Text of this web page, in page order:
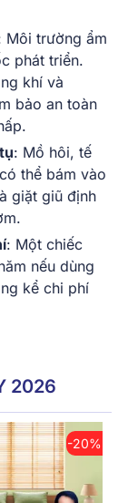
Môi trường ẩm
phát triển.
khí và
bảo an toàn
: Mồ hôi, tế
thể bám vào
giặt giũ định
: Một chiếc
nếu dùng
kể chi phí
2026
-20%